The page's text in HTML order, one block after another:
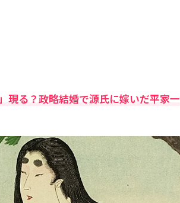
現る？政略結婚で源氏に嫁いだ平家一